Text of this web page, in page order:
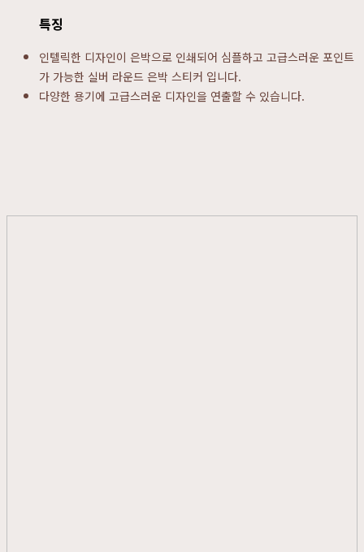
특징
인텔릭한 디자인이 은박으로 인쇄되어 심플하고 고급스러운 포인트
가 가능한 실버 라운드 은박 스티커 입니다.
다양한 용기에 고급스러운 디자인을 연출할 수 있습니다.